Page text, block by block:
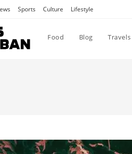
Sports Culture Lifestyle
Food Blog Travels